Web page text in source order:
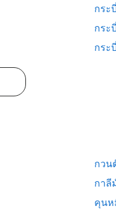
กระ
กระ
กระ
กวน
กาลี
คุนห